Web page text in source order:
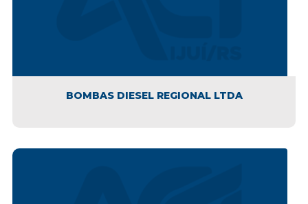
BOMBAS DIESEL REGIONAL LTDA